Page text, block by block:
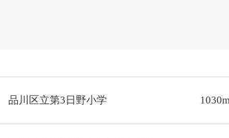
品川区立第3日野小学